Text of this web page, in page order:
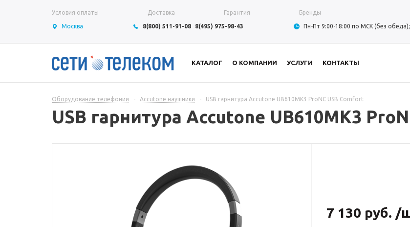
Условия оплаты Доставка Гарантия Бренды
Москва 8(800) 511-91-08 8(495) 975-98-43 Пн-Пт 9:00-18:00 по МСК (без
КАТАЛОГ О КОМПАНИИ УСЛУГИ КОНТАКТЫ
Оборудование телефонии - Accutone наушники - USB гарнитура Accutone UB610MK3 ProNC USB Comfort
USB гарнитура Accutone UB610MK3
7 130 руб. /